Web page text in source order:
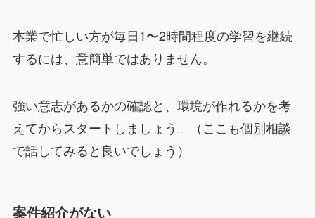
本業で忙しい方が毎日1〜2時間程度の学習を継続
するには、意簡単ではありません。
強い意志があるかの確認と、環境が作れるかを考
えてからスタートしましょう。（ここも個別相談
で話してみると良いでしょう）
案件紹介がない